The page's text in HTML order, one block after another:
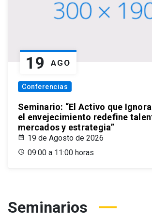
19 AGO
Conferencias
Seminario: “El Activo que
el envejecimiento redefine
mercados y estrategia”
19 de Agosto de 2026
09:00 a 11:00 horas
Seminarios